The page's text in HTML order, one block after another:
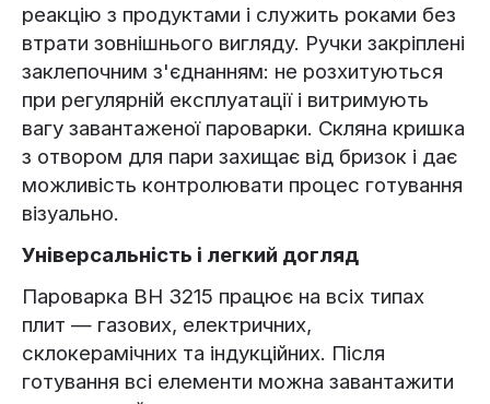
реакцію з продуктами і служить роками без
втрати зовнішнього вигляду. Ручки закріплені
заклепочним з'єднанням: не розхитуються
при регулярній експлуатації і витримують
вагу завантаженої пароварки. Скляна кришка
з отвором для пари захищає від бризок і дає
можливість контролювати процес готування
візуально.
Універсальність і легкий догляд
Пароварка BH 3215 працює на всіх типах
плит — газових, електричних,
склокерамічних та індукційних. Після
готування всі елементи можна завантажити